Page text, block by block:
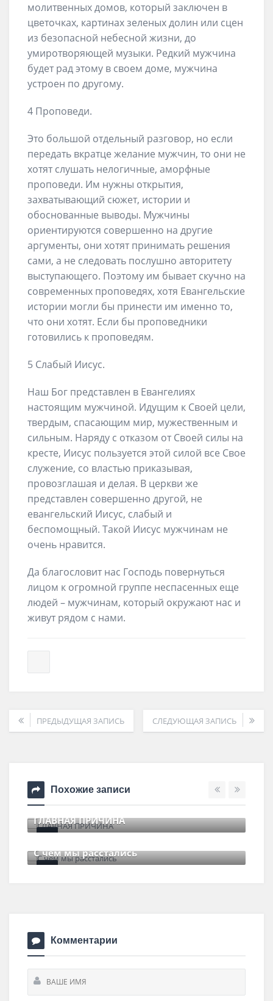
молитвенных домов, который заключен в
цветочках, картинах зеленых долин или сцен
из безопасной небесной жизни, до
умиротворяющей музыки. Редкий мужчина
будет рад этому в своем доме, мужчина
устроен по другому.
4 Проповеди.
Это большой отдельный разговор, но если
передать вкратце желание мужчин, то они не
хотят слушать нелогичные, аморфные
проповеди. Им нужны открытия,
захватывающий сюжет, истории и
обоснованные выводы. Мужчины
ориентируются совершенно на другие
аргументы, они хотят принимать решения
сами, а не следовать послушно авторитету
выступающего. Поэтому им бывает скучно на
современных проповедях, хотя Евангельские
истории могли бы принести им именно то,
что они хотят. Если бы проповедники
готовились к проповедям.
5 Слабый Иисус.
Наш Бог представлен в Евангелиях
настоящим мужчиной. Идущим к Своей цели,
твердым, спасающим мир, мужественным и
сильным. Наряду с отказом от Своей силы на
кресте, Иисус пользуется этой силой все Свое
служение, со властью приказывая,
провозглашая и делая. В церкви же
представлен совершенно другой, не
евангельский Иисус, слабый и
беспомощный. Такой Иисус мужчинам не
очень нравится.
Да благословит нас Господь повернуться
лицом к огромной группе неспасенных еще
людей – мужчинам, который окружают нас и
живут рядом с нами.
ПРЕДЫДУЩАЯ ЗАПИСЬ СЛЕДУЮЩАЯ ЗАПИСЬ
Похожие записи
ГЛАВНАЯ ПРИЧИНА
С чем мы расстались
Комментарии